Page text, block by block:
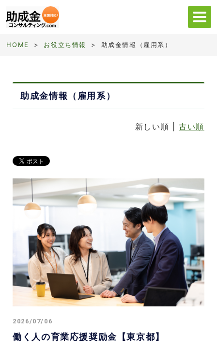
HOME お役立ち情報 助成金情報（雇用系）
03-5835-2092
月曜〜金曜 9:00-18:00
土日祝日を除く
セミナー情報 お役立ち情報
HOME
会社情報
資料ダウンロード お問い合わせ
助成金情報（雇用系）
新しい順 | 古い順
2026/07/06
働く人の育業応援奨励金【東京都】